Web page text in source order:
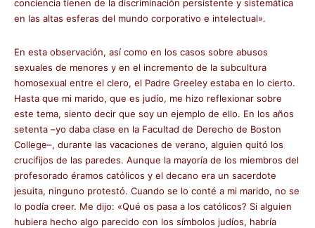
conciencia tienen de la discriminación persistente y sistemática
en las altas esferas del mundo corporativo e intelectual».
En esta observación, así como en los casos sobre abusos
sexuales de menores y en el incremento de la subcultura
homosexual entre el clero, el Padre Greeley estaba en lo cierto.
Hasta que mi marido, que es judío, me hizo reflexionar sobre
este tema, siento decir que soy un ejemplo de ello. En los años
setenta –yo daba clase en la Facultad de Derecho de Boston
College–, durante las vacaciones de verano, alguien quitó los
crucifijos de las paredes. Aunque la mayoría de los miembros del
profesorado éramos católicos y el decano era un sacerdote
jesuita, ninguno protestó. Cuando se lo conté a mi marido, no se
lo podía creer. Me dijo: «Qué os pasa a los católicos? Si alguien
hubiera hecho algo parecido con los símbolos judíos, habría